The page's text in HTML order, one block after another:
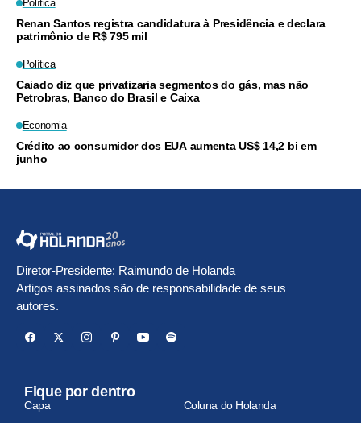
Política
Renan Santos registra candidatura à Presidência e declara
patrimônio de R$ 795 mil
Política
Caiado diz que privatizaria segmentos do gás, mas não
Petrobras, Banco do Brasil e Caixa
Economia
Crédito ao consumidor dos EUA aumenta US$ 14,2 bi em
junho
Diretor-Presidente: Raimundo de Holanda
Artigos assinados são de responsabilidade de seus
autores.
Fique por dentro
Capa
Coluna do Holanda